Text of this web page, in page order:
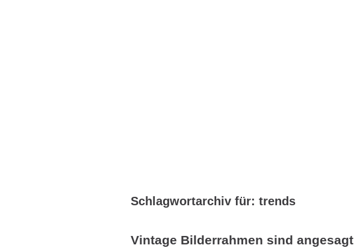
Schlagwortarchiv für: trends
Vintage Bilderrahmen sind angesagt